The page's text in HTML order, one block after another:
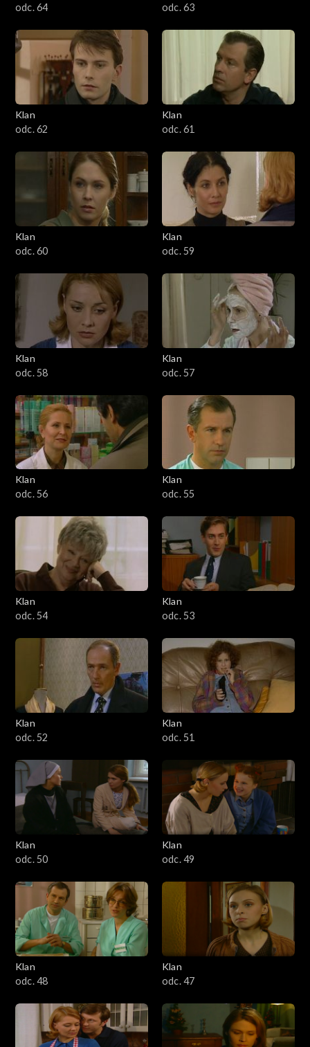
odc. 64
odc. 63
Klan
odc. 62
Klan
odc. 61
Klan
odc. 60
Klan
odc. 59
Klan
odc. 58
Klan
odc. 57
Klan
odc. 56
Klan
odc. 55
Klan
odc. 54
Klan
odc. 53
Klan
odc. 52
Klan
odc. 51
Klan
odc. 50
Klan
odc. 49
Klan
odc. 48
Klan
odc. 47